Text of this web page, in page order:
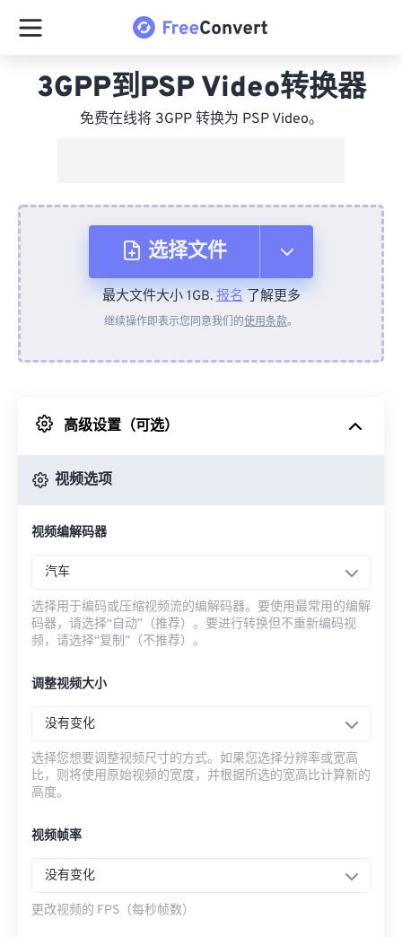
3GPP到PSP Video转换器
免费在线将 3GPP 转换为 PSP Video。
选择文件
从设备
来自 Google Drive
最大文件大小 1GB.报名了解更多
继续操作即表示您同意我们的使用条款。
高级设置（可选）
视频选项
视频编解码器
汽车
选择用于编码或压缩视频流的编解码器。要使用最常用的编解
码器，请选择“自动”（推荐）。要进行转换但不重新编码视
频，请选择“复制”（不推荐）。
调整视频大小
没有变化
选择您想要调整视频尺寸的方式。如果您选择分辨率或宽高
比，则将使用原始视频的宽度，并根据所选的宽高比计算新的
高度。
视频帧率
没有变化
更改视频的 FPS（每秒帧数）